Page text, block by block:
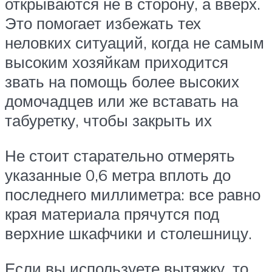
открываются не в сторону, а вверх.
Это помогает избежать тех
неловких ситуаций, когда не самым
высоким хозяйкам приходится
звать на помощь более высоких
домочадцев или же вставать на
табуретку, чтобы закрыть их
Не стоит старательно отмерять
указанные 0,6 метра вплоть до
последнего миллиметра: все равно
края материала прячутся под
верхние шкафчики и столешницу.